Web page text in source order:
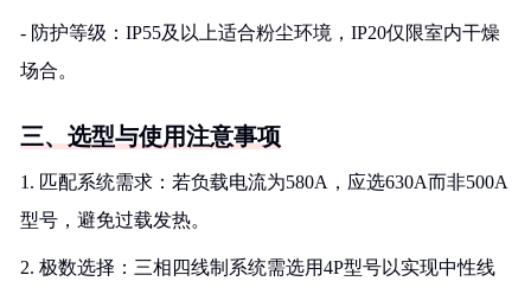
- 防护等级：IP55及以上适合粉尘环境，IP20仅限室内干燥
场合。
三、选型与使用注意事项
1. 匹配系统需求：若负载电流为580A，应选630A而非500A
型号，避免过载发热。
2. 极数选择：三相四线制系统需选用4P型号以实现中性线